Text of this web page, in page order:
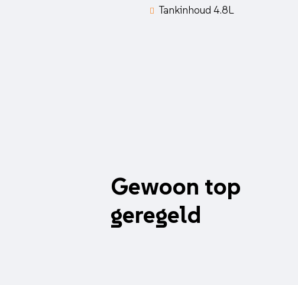
Tankinhoud 4.8L
Gewoon top
geregeld